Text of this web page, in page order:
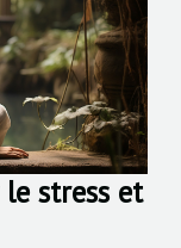
stress et